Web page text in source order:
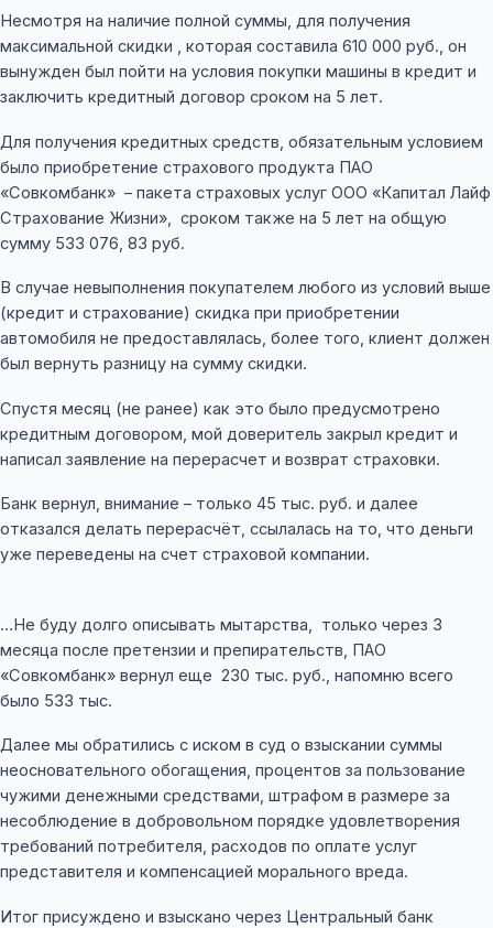
Несмотря на наличие полной суммы, для получения
максимальной скидки , которая составила 610 000 руб., он
вынужден был пойти на условия покупки машины в кредит и
заключить кредитный договор сроком на 5 лет.
Для получения кредитных средств, обязательным условием
было приобретение страхового продукта ПАО
«Совкомбанк» – пакета страховых услуг ООО «Капитал Лайф
Страхование Жизни», сроком также на 5 лет на общую
сумму 533 076, 83 руб.
В случае невыполнения покупателем любого из условий выше
(кредит и страхование) скидка при приобретении
автомобиля не предоставлялась, более того, клиент должен
был вернуть разницу на сумму скидки.
Спустя месяц (не ранее) как это было предусмотрено
кредитным договором, мой доверитель закрыл кредит и
написал заявление на перерасчет и возврат страховки.
Банк вернул, внимание – только 45 тыс. руб. и далее
отказался делать перерасчёт, ссылалась на то, что деньги
уже переведены на счет страховой компании.
…Не буду долго описывать мытарства, только через 3
месяца после претензии и препирательств, ПАО
«Совкомбанк» вернул еще 230 тыс. руб., напомню всего
было 533 тыс.
Далее мы обратились с иском в суд о взыскании суммы
неосновательного обогащения, процентов за пользование
чужими денежными средствами, штрафом в размере за
несоблюдение в добровольном порядке удовлетворения
требований потребителя, расходов по оплате услуг
представителя и компенсацией морального вреда.
Итог присуждено и взыскано через Центральный банк